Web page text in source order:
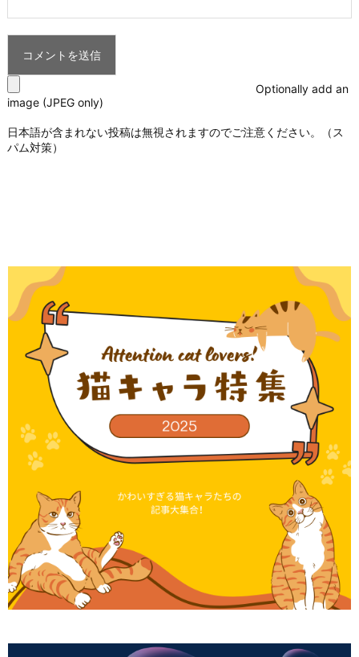
Optionally add an
image (JPEG only)
日本語が含まれない投稿は無視されますのでご注意ください。（ス
パム対策）